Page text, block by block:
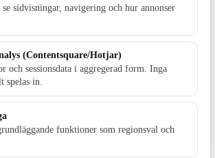
grundat 1991 som sedan 2002 ger
och 2010 lanserades Värnamo.nu. Från
Skillingaryd.nu tre kommuner: Gnosjö,
och Vaggeryds kommun.
Kontakta oss
redaktionen@skillingaryd.nu
Kakinställningar
sidvisningar, navigering och hur annonser
(Contentsquare/Hotjar)
och sessionsdata i aggregerad form. Inga
spelas in.
funktioner som regionsval och